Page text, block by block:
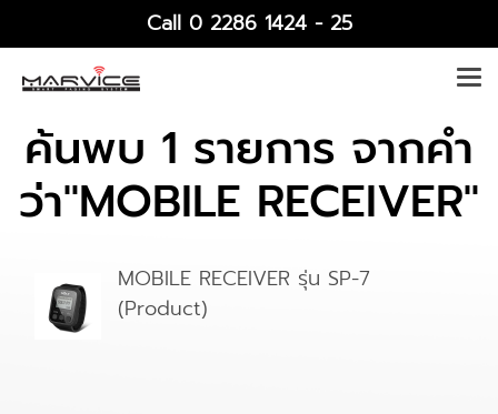
Call 0 2286 1424 - 25
ค้นพบ 1 รายการ จากคำ
ว่า"MOBILE RECEIVER"
MOBILE RECEIVER รุ่น SP-7
(Product)